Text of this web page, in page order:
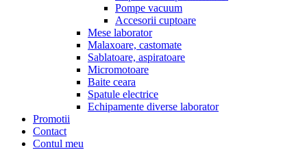
Pompe vacuum
Accesorii cuptoare
Mese laborator
Malaxoare, castomate
Sablatoare, aspiratoare
Micromotoare
Baite ceara
Spatule electrice
Echipamente diverse laborator
Promotii
Contact
Contul meu